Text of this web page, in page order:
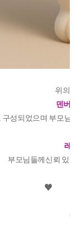
위의
덴버
구성되었으며 부모님
레
부모님들께신뢰 있